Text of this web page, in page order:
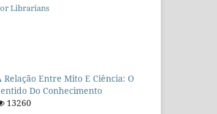
Librarians
Relação Entre Mito E Ciência: O
Do Conhecimento
13260